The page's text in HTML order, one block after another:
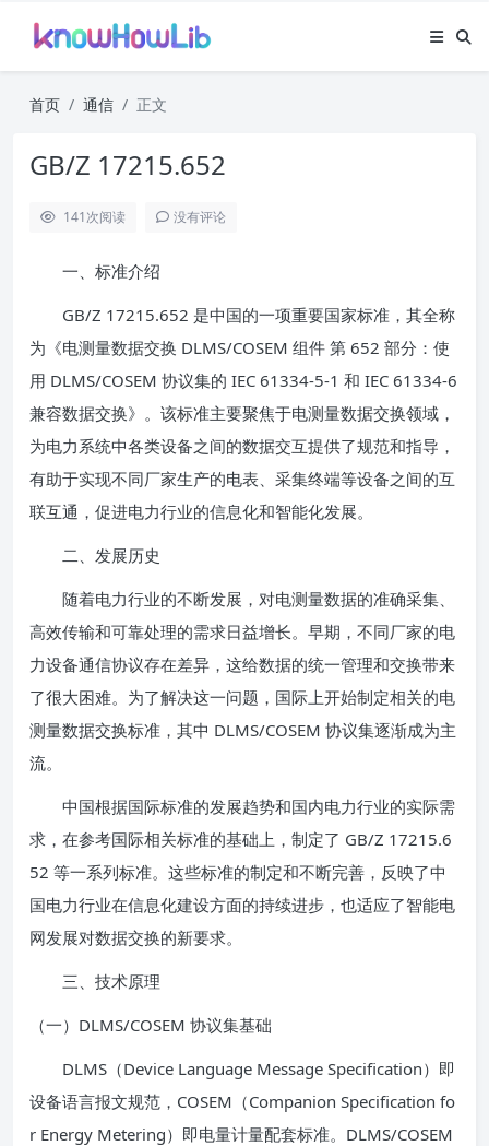
首页 通信 正文
GB/Z 17215.652
141次阅读 没有评论
一、标准介绍
GB/Z 17215.652 是中国的一项重要国家标准，其全称
为《电测量数据交换 DLMS/COSEM 组件 第 652 部分：使
用 DLMS/COSEM 协议集的 IEC 61334-5-1 和 IEC 61334-6
兼容数据交换》。该标准主要聚焦于电测量数据交换领域，
为电力系统中各类设备之间的数据交互提供了规范和指导，
有助于实现不同厂家生产的电表、采集终端等设备之间的互
联互通，促进电力行业的信息化和智能化发展。
二、发展历史
随着电力行业的不断发展，对电测量数据的准确采集、
高效传输和可靠处理的需求日益增长。早期，不同厂家的电
力设备通信协议存在差异，这给数据的统一管理和交换带来
了很大困难。为了解决这一问题，国际上开始制定相关的电
测量数据交换标准，其中 DLMS/COSEM 协议集逐渐成为主
流。
中国根据国际标准的发展趋势和国内电力行业的实际需
求，在参考国际相关标准的基础上，制定了 GB/Z 17215.6
52 等一系列标准。这些标准的制定和不断完善，反映了中
国电力行业在信息化建设方面的持续进步，也适应了智能电
网发展对数据交换的新要求。
三、技术原理
（一）DLMS/COSEM 协议集基础
DLMS（Device Language Message Specification）即
设备语言报文规范，COSEM（Companion Specification fo
r Energy Metering）即电量计量配套标准。DLMS/COSEM